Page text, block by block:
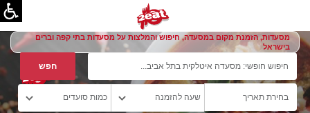
מסעדות, הזמנת מקום במסעדה, חיפוש והמלצות על מסעדות בתי קפה וברים
בישראל